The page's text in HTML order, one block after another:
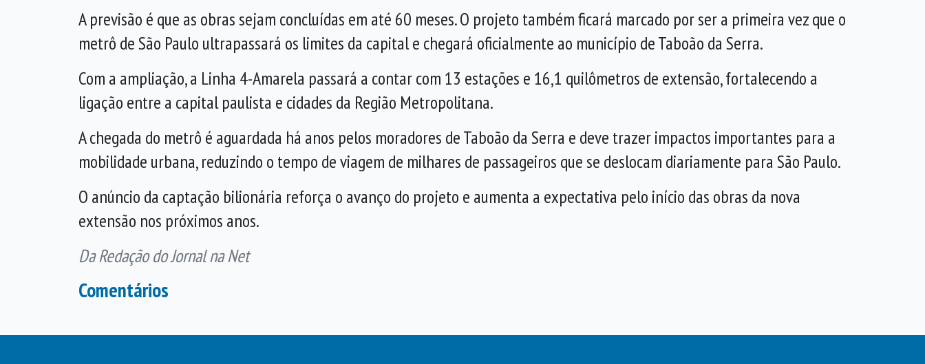
A previsão é que as obras sejam concluídas em até 60 meses. O projeto também ficará marcado por ser a primeira vez que o
metrô de São Paulo ultrapassará os limites da capital e chegará oficialmente ao município de Taboão da Serra.
Com a ampliação, a Linha 4-Amarela passará a contar com 13 estações e 16,1 quilômetros de extensão, fortalecendo a
ligação entre a capital paulista e cidades da Região Metropolitana.
A chegada do metrô é aguardada há anos pelos moradores de Taboão da Serra e deve trazer impactos importantes para a
mobilidade urbana, reduzindo o tempo de viagem de milhares de passageiros que se deslocam diariamente para São Paulo.
O anúncio da captação bilionária reforça o avanço do projeto e aumenta a expectativa pelo início das obras da nova
extensão nos próximos anos.
Da Redação do Jornal na Net
Comentários